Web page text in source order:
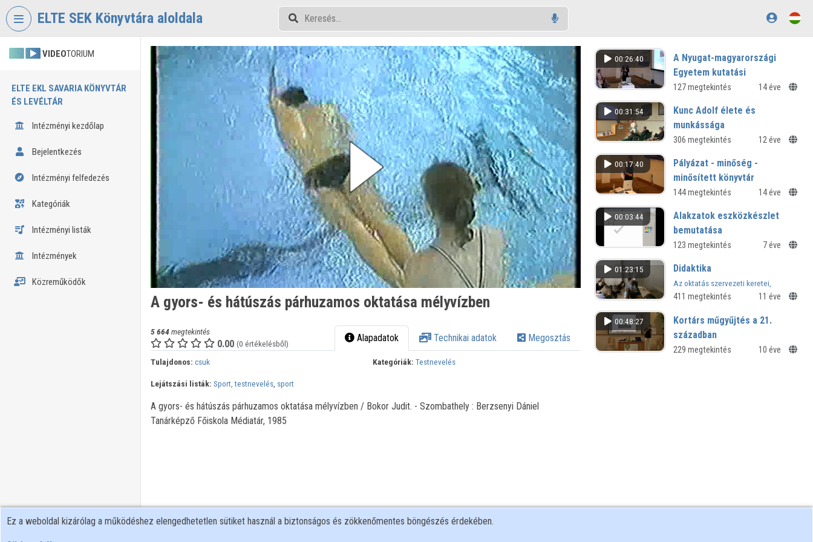
Fejléc kihagyása
ELTE SEK Könyvtára aloldala
VIDEOTORIUM
ELTE EKL SAVARIA KÖNYVTÁR
ÉS LEVÉLTÁR
Intézményi kezdőlap
Bejelentkezés
Intézményi felfedezés
Kategóriák
Intézményi listák
Intézmények
Közreműködők
A gyors- és hátúszás párhuzamos oktatása mélyvízben
5 664megtekintés
0.00 (0 értékelésből) Alapadatok Technikai adatok Megosztás
Tulajdonos: csuk Kategóriák: Testnevelés
Lejátszási listák: Sport, testnevelés, sport
A gyors- és hátúszás párhuzamos oktatása mélyvízben / Bokor Judit. - Szombathely : Berzsenyi Dániel
Tanárképző Főiskola Médiatár, 1985
00:26:40
A Nyugat-magyarországi
Egyetem kutatási
tevékenysége, különös
NymE Savaria Egyetemi Központ
Könyvtára TÁMOP projektzáró (2011)
127 megtekintés 14 éve
00:31:54
Kunc Adolf élete és
munkássága
Hallgatóink Tudományos
Természettudományi Szakkollégium
306 megtekintés 12 éve
00:17:40
Pályázat - minőség -
minősített könyvtár
NymE Savaria Egyetemi Központ
144 megtekintés 14 éve
00:03:44
Alakzatok eszközkészlet
bemutatása
Digitális tábla használati bemutatója
segítségével
123 megtekintés 7 éve
01:23:15 Didaktika
Az oktatás szervezeti keretei,
formája, szervezési módjai és
411 megtekintés 11 éve
00:48:27
Kortárs műgyűjtés a 21.
században
Kultúrjam(ming) workshop - NymE
229 megtekintés 10 éve
Ez a weboldal kizárólag a működéshez elengedhetetlen sütiket használ a biztonságos és zökkenőmentes böngészés érdekében.